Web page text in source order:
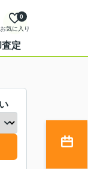
お気に入り
0
定